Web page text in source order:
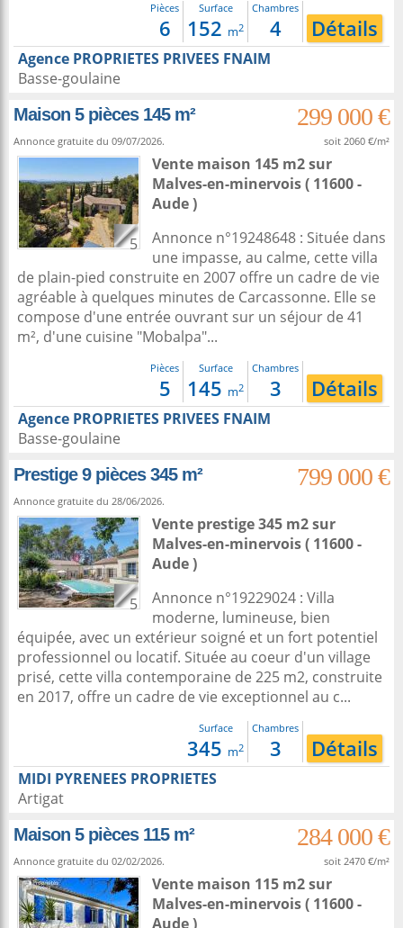
Pièces
6
Surface
152 m2
Chambres
4 Détails
Agence PROPRIETES PRIVEES FNAIM
Basse-goulaine
Maison 5 pièces 145 m²
299 000 €
Annonce gratuite du 09/07/2026. soit 2060 €/m²
5
Vente maison 145 m2sur
Malves-en-minervois( 11600 -
Aude )
Annonce n°19248648 : Située dans
une impasse, au calme, cette villa
de plain-pied construite en 2007 offre un cadre de vie
agréable à quelques minutes de Carcassonne. Elle se
compose d'une entrée ouvrant sur un séjour de 41
m², d'une cuisine "Mobalpa"...
Pièces
5
Surface
145 m2
Chambres
3 Détails
Agence PROPRIETES PRIVEES FNAIM
Basse-goulaine
Prestige 9 pièces 345 m²
799 000 €
Annonce gratuite du 28/06/2026.
5
Vente prestige 345 m2sur
Malves-en-minervois( 11600 -
Aude )
Annonce n°19229024 : Villa
moderne, lumineuse, bien
équipée, avec un extérieur soigné et un fort potentiel
professionnel ou locatif. Située au coeur d'un village
prisé, cette villa contemporaine de 225 m2, construite
en 2017, offre un cadre de vie exceptionnel au c...
Surface
345 m2
Chambres
3 Détails
MIDI PYRENEES PROPRIETES
Artigat
Maison 5 pièces 115 m²
284 000 €
Annonce gratuite du 02/02/2026. soit 2470 €/m²
Vente maison 115 m2sur
Malves-en-minervois( 11600 -
Aude )